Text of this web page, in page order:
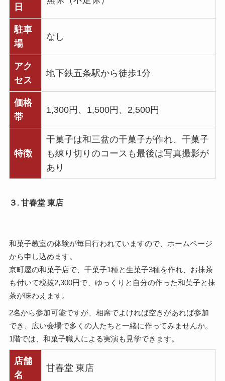
日
駐車
場
なし
アク
セス
地下鉄五条駅から徒歩1分
価格
帯
1,300円、1,500円、2,500円
特徴
干菓子は和三盆の干菓子が作れ、干菓子
も練り切りのコースも最後は写真撮影が
あり
３. 甘春堂 東店
和菓子教室の体験が毎日行われていますので、ホームページ
から申し込めます。
京町屋の和菓子店で、干菓子1種と生菓子3種を作れ、お抹茶
も付いて税抜2,300円で、ゆっくりと自分の作った和菓子と抹
茶が味わえます。
2名から参加可能ですが、相席でよければ空きがあれば参加
でき、広い会場で多くの人たちと一緒に作ってみませんか。
1階では、和菓子職人による実演も見学できます。
店舗
名
甘春堂 東店